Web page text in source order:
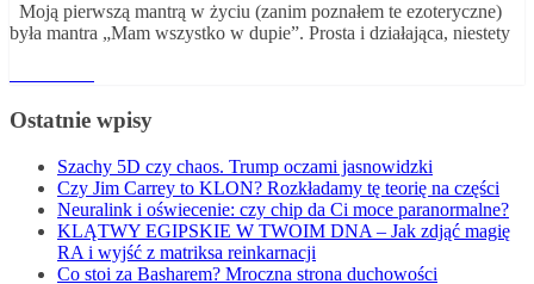
Moją pierwszą mantrą w życiu (zanim poznałem te ezoteryczne)
była mantra „Mam wszystko w dupie”. Prosta i działająca, niestety
Ostatnie wpisy
Szachy 5D czy chaos. Trump oczami jasnowidzki
Czy Jim Carrey to KLON? Rozkładamy tę teorię na części
Neuralink i oświecenie: czy chip da Ci moce paranormalne?
KLĄTWY EGIPSKIE W TWOIM DNA – Jak zdjąć magię
RA i wyjść z matriksa reinkarnacji
Co stoi za Basharem? Mroczna strona duchowości